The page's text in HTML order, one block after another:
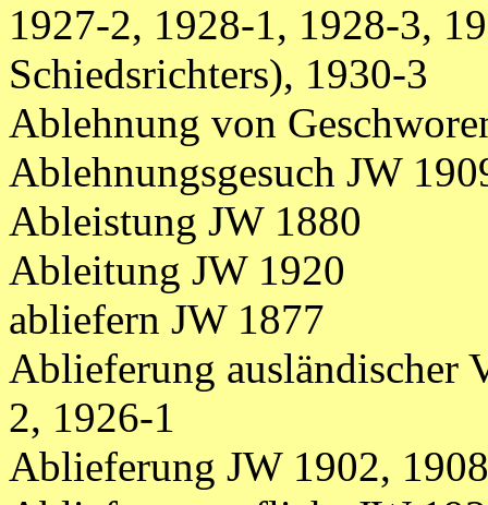
1927-2, 1928-1, 1928-3,
Schiedsrichters), 1930-3
Ablehnung von
Ablehnungsgesuch JW
Ableistung JW 1880
Ableitung JW 1920
abliefern JW 1877
Ablieferung ausländischer
2, 1926-1
Ablieferung JW 1902,